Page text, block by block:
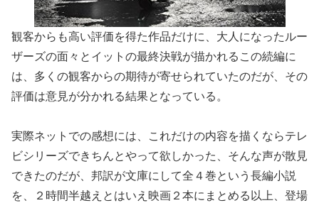
観客からも高い評価を得た作品だけに、大人になったルー
ザーズの面々とイットの最終決戦が描かれるこの続編に
は、多くの観客からの期待が寄せられていたのだが、その
評価は意見が分かれる結果となっている。
実際ネットでの感想には、これだけの内容を描くならテレ
ビシリーズできちんとやって欲しかった、そんな声が散見
できたのだが、邦訳が文庫にして全４巻という長編小説
を、２時間半越えとはいえ映画２本にまとめる以上、登場